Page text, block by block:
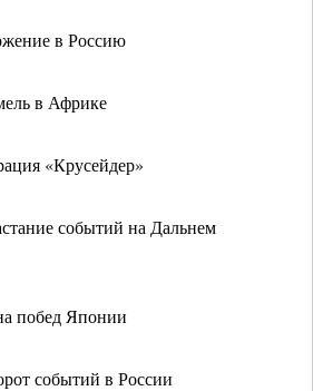
в Россию
в Африке
«Крусейдер»
событий на Дальнем
побед Японии
событий в России